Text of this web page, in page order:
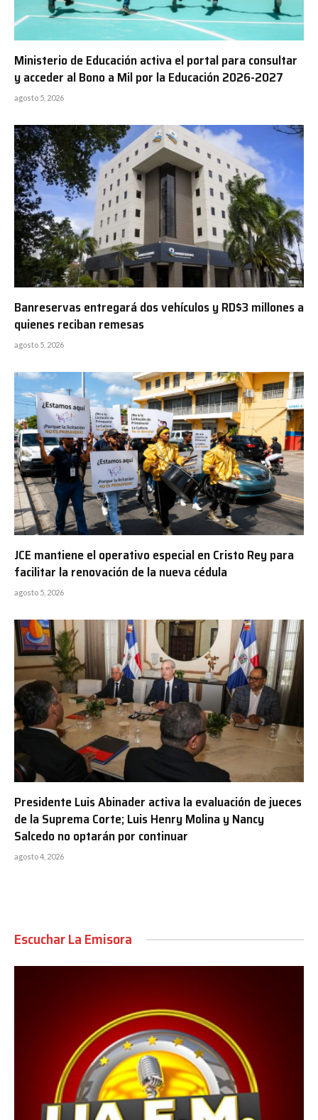
Ministerio de Educación activa el portal para consultar
y acceder al Bono a Mil por la Educación 2026-2027
agosto 5, 2026
Banreservas entregará dos vehículos y RD$3 millones a
quienes reciban remesas
agosto 5, 2026
JCE mantiene el operativo especial en Cristo Rey para
facilitar la renovación de la nueva cédula
agosto 5, 2026
Presidente Luis Abinader activa la evaluación de jueces
de la Suprema Corte; Luis Henry Molina y Nancy
Salcedo no optarán por continuar
agosto 4, 2026
Escuchar La Emisora